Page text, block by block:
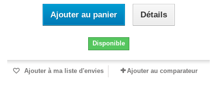
Ajouter au panier Détails
Disponible
Ajouter à ma liste d'envies Ajouter au comparateur